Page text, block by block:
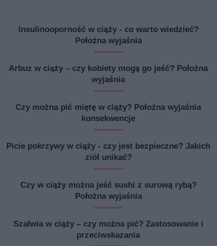
Insulinooporność w ciąży - co warto wiedzieć?
Położna wyjaśnia
Arbuz w ciąży – czy kobiety mogą go jeść? Położna
wyjaśnia
Czy można pić miętę w ciąży? Położna wyjaśnia
konsekwencje
Picie pokrzywy w ciąży - czy jest bezpieczne? Jakich
ziół unikać?
Czy w ciąży można jeść sushi z surową rybą?
Położna wyjaśnia
Szałwia w ciąży – czy można pić? Zastosowanie i
przeciwskazania